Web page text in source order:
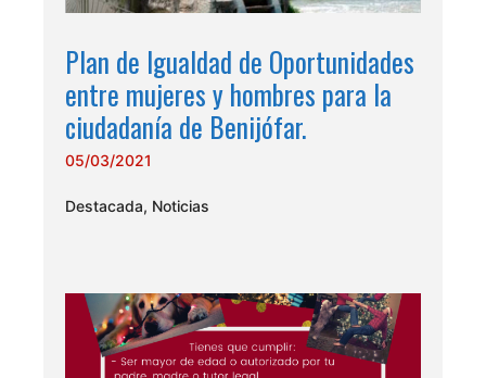
Plan de Igualdad de Oportunidades
entre mujeres y hombres para la
ciudadanía de Benijófar.
05/03/2021
Destacada, Noticias